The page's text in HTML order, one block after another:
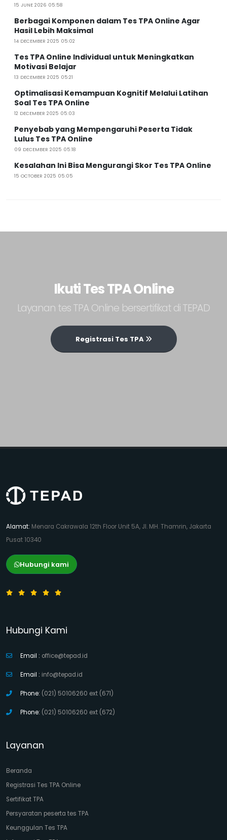
15 JUNE 2026 05:58
Berbagai Komponen dalam Tes TPA Online Agar
Hasil Lebih Maksimal
14 DECEMBER 2025 05:02
Tes TPA Online Individual untuk Meningkatkan
Motivasi Belajar
13 DECEMBER 2025 05:21
Optimalisasi Kemampuan Kognitif Melalui Latihan
Soal Tes TPA Online
12 DECEMBER 2025 05:03
Penyebab yang Mempengaruhi Peserta Tidak
Lulus Tes TPA Online
09 DECEMBER 2025 05:18
Kesalahan Ini Bisa Mengurangi Skor Tes TPA Online
15 OCTOBER 2025 05:05
Ikuti Tes TPA Online
Layanan tes TPA Online bersertifikat di TEPAD
Registrasi Tes TPA
Alamat: Menara Cakrawala 12th Floor Unit 5A, Jl. MH. Thamrin, Jakarta
Pusat 10340
Hubungi kami
Hubungi Kami
Email : office@tepad.id
Email : info@tepad.id
Phone: (021) 50106260 ext (671)
Phone: (021) 50106260 ext (672)
Layanan
Beranda
Registrasi Tes TPA Online
Sertifikat TPA
Persyaratan peserta tes TPA
Keunggulan Tes TPA